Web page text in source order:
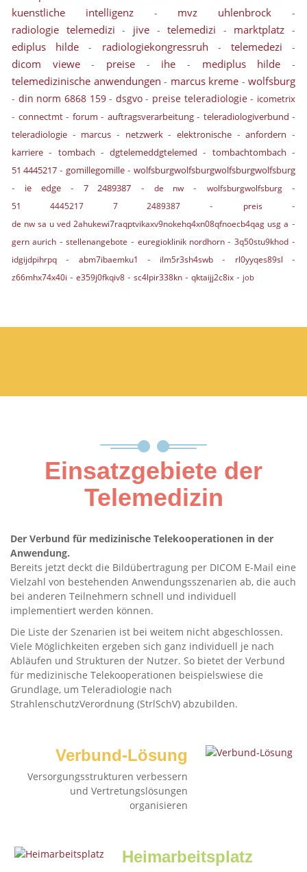
kuenstliche intelligenz- mvz uhlenbrock -
radiologie telemedizi - jive-telemedizi - marktplatz -
ediplus hilde - radiologiekongressruh - telemedezi -
dicom viewe- preise - ihe - mediplus hilde -
telemedizinische anwendungen - marcus kreme - wolfsburg
- din norm 6868 159- dsgvo- preise teleradiologie- icometrix
- connectmt- forum - auftragsverarbeitung- teleradiologiverbund -
teleradiologie - marcus - netzwerk-elektronische -anfordern -
karriere - tombach -dgtelemeddgtelemed - tombachtombach -
51 4445217 - gomillegomille - wolfsburgwolfsburgwolfsburgwolfsburg
- ie edge-7 2489387 - de nw - wolfsburgwolfsburg-
51 4445217 7 2489387 - preis-
de nw sa u ved 2ahukewi7raqptvikaxv9nokehq4xn08qfnoecb4qag usg a -
gern aurich-stellenangebote - euregioklinik nordhorn-3q50stu9khod -
idgijdpihrpq - abm7ibaemku1 - ilm5r3sh4swb - rl0yyqes89sl -
z66mhx74x40i - e359j0fkqiv8 - sc4lpir338kn - qktaijj2c8ix - job
Einsatzgebiete der
Telemedizin
Der Verbund für medizinische Telekooperationen in der
Anwendung.
Bereits jetzt deckt die Bildübertragung per DICOM E-Mail eine
Vielzahl von bestehenden Anwendungsszenarien ab, die auch
bei anderen Teilnehmern schnell und individuell
implementiert werden können.
Die Liste der Szenarien ist bei weitem nicht abgeschlossen.
Viele Möglichkeiten ergeben sich ganz individuell je nach
Abläufen und Strukturen der Nutzer. So bietet der Verbund
für medizinische Telekooperationen beispielswiese die
Grundlage, um Teleradiologie nach
StrahlenschutzVerordnung (StrlSchV) abzubilden.
Verbund-Lösung
Versorgungsstrukturen verbessern
und Vertretungslösungen
organisieren
Heimarbeitsplatz